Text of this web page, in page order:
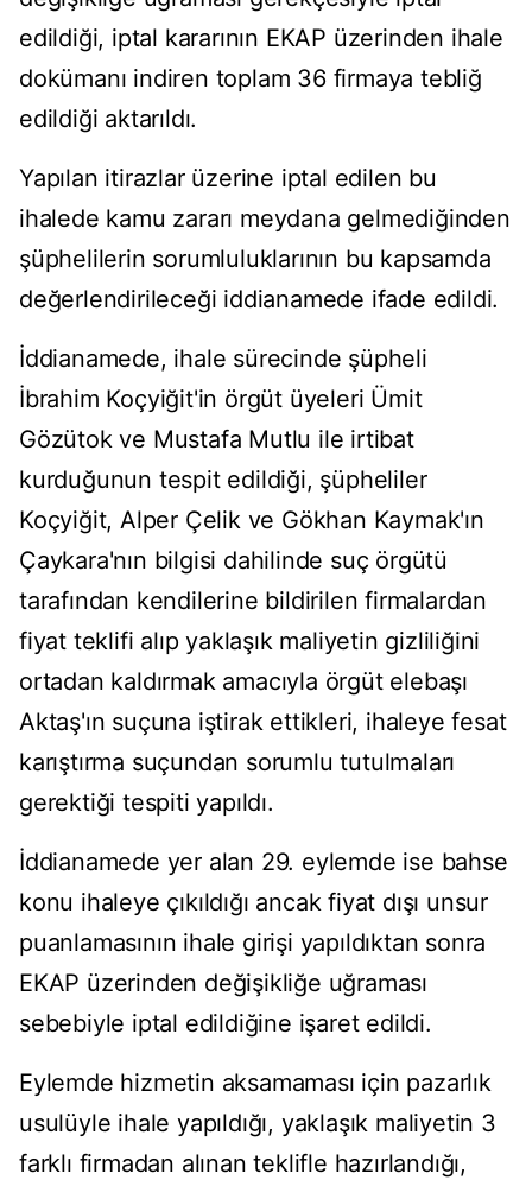
edildiği, iptal kararının EKAP üzerinden ihale
dokümanı indiren toplam 36 firmaya tebliğ
edildiği aktarıldı.
Yapılan itirazlar üzerine iptal edilen bu
ihalede kamu zararı meydana gelmediğinden
şüphelilerin sorumluluklarının bu kapsamda
değerlendirileceği iddianamede ifade edildi.
İddianamede, ihale sürecinde şüpheli
İbrahim Koçyiğit'in örgüt üyeleri Ümit
Gözütok ve Mustafa Mutlu ile irtibat
kurduğunun tespit edildiği, şüpheliler
Koçyiğit, Alper Çelik ve Gökhan Kaymak'ın
Çaykara'nın bilgisi dahilinde suç örgütü
tarafından kendilerine bildirilen firmalardan
fiyat teklifi alıp yaklaşık maliyetin gizliliğini
ortadan kaldırmak amacıyla örgüt elebaşı
Aktaş'ın suçuna iştirak ettikleri, ihaleye fesat
karıştırma suçundan sorumlu tutulmaları
gerektiği tespiti yapıldı.
İddianamede yer alan 29. eylemde ise bahse
konu ihaleye çıkıldığı ancak fiyat dışı unsur
puanlamasının ihale girişi yapıldıktan sonra
EKAP üzerinden değişikliğe uğraması
sebebiyle iptal edildiğine işaret edildi.
Eylemde hizmetin aksamaması için pazarlık
usulüyle ihale yapıldığı, yaklaşık maliyetin 3
farklı firmadan alınan teklifle hazırlandığı,